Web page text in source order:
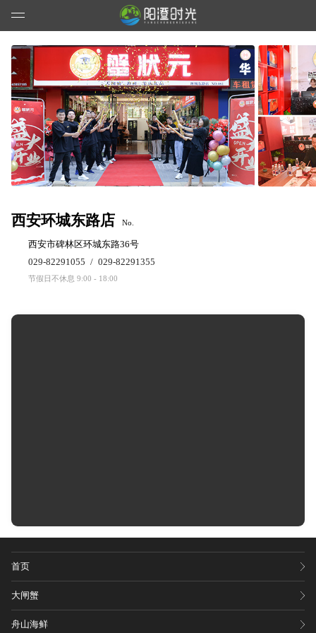
西安环城东路店 No.
西安市碑林区环城东路36号
029-82291055 / 029-82291355
节假日不休息 9:00 - 18:00
首页
大闸蟹
舟山海鲜